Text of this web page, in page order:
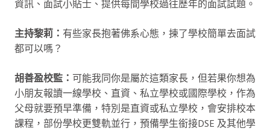
資訊、面試小貼士、提供每間學校過往歷年的面試試題。
主持黎莉： 有些家長抱著佛系心態，揀了學校簡單去面試
都可以嗎？
胡善盈校監： 可能我同你是屬於這類家長，但若果你想為
小朋友報讀一線學校、直資、私立學校或國際學校，作為
父母就要預早準備，特別是直資或私立學校，會安排校本
課程，部份學校更雙軌並行，預備學生銜接DSE 及其他學